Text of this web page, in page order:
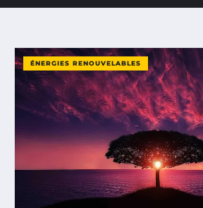
ÉNERGIES RENOUVELABLES